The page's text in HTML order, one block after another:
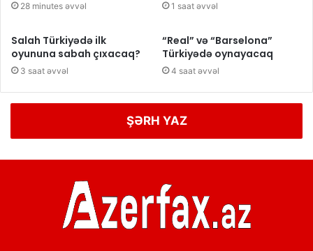
28 minutes əvvəl 1 saat əvvəl
Salah Türkiyədə ilk
oyununa sabah çıxacaq?
3 saat əvvəl
“Real” və “Barselona”
Türkiyədə oynayacaq
4 saat əvvəl
ŞƏRH YAZ